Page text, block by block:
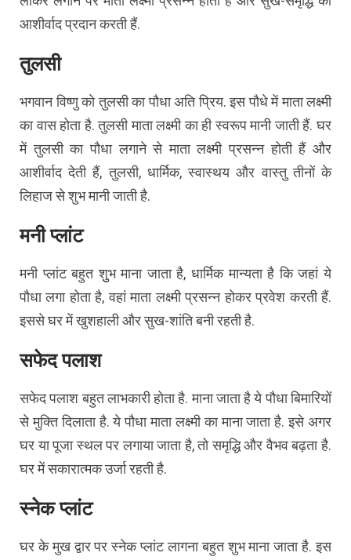
आशीर्वाद प्रदान करती हैं.
तुलसी
भगवान विष्णु को तुलसी का पौधा अति प्रिय. इस पौधे में माता लक्ष्मी
का वास होता है. तुलसी माता लक्ष्मी का ही स्वरूप मानी जाती हैं. घर
में तुलसी का पौधा लगाने से माता लक्ष्मी प्रसन्न होती हैं और
आशीर्वाद देती हैं, तुलसी, धार्मिक, स्वास्थय और वास्तु तीनों के
लिहाज से शुभ मानी जाती है.
मनी प्लांट
मनी प्लांट बहुत शुुभ माना जाता है, धार्मिक मान्यता है कि जहां ये
पौधा लगा होता है, वहां माता लक्ष्मी प्रसन्न होकर प्रवेश करती हैं.
इससे घर में खुशहाली और सुख-शांति बनी रहती है.
सफेद पलाश
सफेद पलाश बहुत लाभकारी होता है. माना जाता है ये पौधा बिमारियों
से मुक्ति दिलाता है. ये पौधा माता लक्ष्मी का माना जाता है. इसे अगर
घर या पूजा स्थल पर लगाया जाता है, तो समृद्धि और वैभव बढ़ता है.
घर में सकारात्मक उर्जा रहती है.
स्नेक प्लांट
घर के मुख द्वार पर स्नेक प्लांट लागना बहुत शुभ माना जाता है. इस